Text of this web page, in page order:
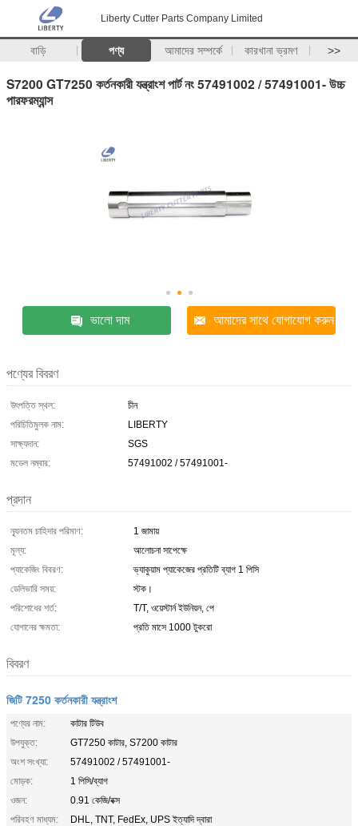
Liberty Cutter Parts Company Limited
বাড়ি পণ্য আমাদের সম্পর্কে কারখানা ভ্রমণ >>
S7200 GT7250 কর্তনকারী যন্ত্রাংশ পার্ট নং 57491002 / 57491001- উচ্চ
পারফরম্যান্স
ভালো দাম আমাদের সাথে যোগাযোগ করুন
পণ্যের বিবরণ
উৎপত্তি স্থল:
চীন
পরিচিতিমুলক নাম:
LIBERTY
সাক্ষ্যদান:
SGS
মডেল নম্বার:
57491002 / 57491001-
প্রদান
ন্যূনতম চাহিদার পরিমাণ:
1 জামায়
মূল্য:
আলোচনা সাপেক্ষে
প্যাকেজিং বিবরণ:
ভ্যাকুয়াম প্যাকেজের প্রতিটি ব্যাগ 1 পিসি
ডেলিভারি সময়:
স্টক।
পরিশোধের শর্ত:
T/T, ওয়েস্টার্ন ইউনিয়ন, পে
যোগানের ক্ষমতা:
প্রতি মাসে 1000 টুকরো
বিবরণ
জিটি 7250 কর্তনকারী যন্ত্রাংশ
পণ্যের নাম:
কাটার টিউব
উপযুক্ত:
GT7250 কাটার, S7200 কাটার
অংশ সংখ্যা:
57491002 / 57491001-
মোড়ক:
1 পিসি/ব্যাগ
ওজন:
0.91 কেজি/বক্স
পরিবহণ মাধ্যম:
DHL, TNT, FedEx, UPS ইত্যাদি দ্বারা